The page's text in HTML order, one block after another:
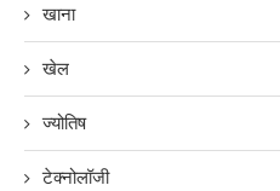
खाना
खेल
ज्योतिष
टेक्नोलॉजी